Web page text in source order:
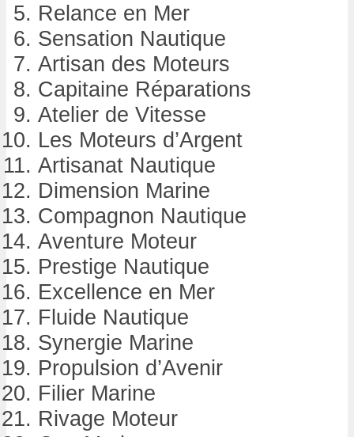
Relance en Mer
Sensation Nautique
Artisan des Moteurs
Capitaine Réparations
Atelier de Vitesse
Les Moteurs d’Argent
Artisanat Nautique
Dimension Marine
Compagnon Nautique
Aventure Moteur
Prestige Nautique
Excellence en Mer
Fluide Nautique
Synergie Marine
Propulsion d’Avenir
Filier Marine
Rivage Moteur